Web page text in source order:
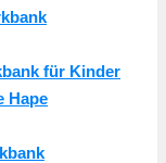
für Kinder
Hape